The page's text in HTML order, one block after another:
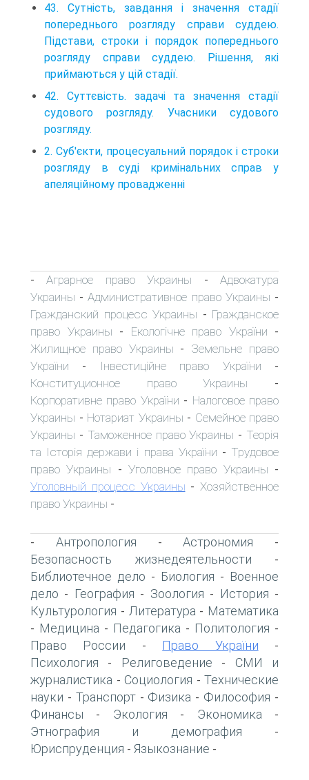
43. Сутність, завдання і значення стадії
попереднього розгляду справи суддею.
Підстави, строки і порядок попереднього
розгляду справи суддею. Рішення, які
приймаються у цій стадії.
42. Суттєвість. задачі та значення стадії
судового розгляду. Учасники судового
розгляду.
2. Суб'єкти, процесуальний порядок і строки
розгляду в суді кримінальних справ у
апеляційному провадженні
-Аграрное право Украины -Адвокатура
Украины -Административное право Украины -
Гражданский процесс Украины - Гражданское
право Украины - Екологічне право України -
Жилищное право Украины - Земельне право
України - Інвестиційне право України -
Конституционное право Украины -
Корпоративне право України - Налоговое право
Украины - Нотариат Украины - Семейное право
Украины - Таможенное право Украины - Теорія
та Історія держави і права України - Трудовое
право Украины -Уголовное право Украины -
Уголовный процесс Украины - Хозяйственное
право Украины -
- Антропология -Астрономия -
Безопасность жизнедеятельности -
Библиотечное дело - Биология - Военное
дело - География - Зоология - История -
Культурология - Литература - Математика
- Медицина - Педагогика - Политология -
Право России - Право України -
Психология - Религоведение - СМИ и
журналистика - Социология - Технические
науки - Транспорт- Физика - Философия -
Финансы - Экология - Экономика -
Этнография и демография -
Юриспруденция - Языкознание -